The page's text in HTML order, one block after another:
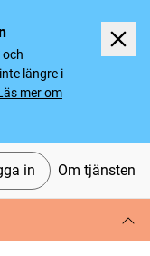
längre i
mer om
in Om tjänsten